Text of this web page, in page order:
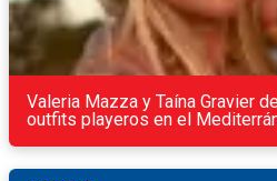
Valeria Mazza y Taína Gravier
outfits playeros en el